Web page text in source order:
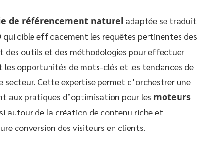
de référencement naturel adaptée se traduit
qui cible efficacement les requêtes pertinentes des
des outils et des méthodologies pour effectuer
opportunités de mots-clés et les tendances de
secteur. Cette expertise permet d’orchestrer une
aux pratiques d’optimisation pour les moteurs
autour de la création de contenu riche et
conversion des visiteurs en clients.